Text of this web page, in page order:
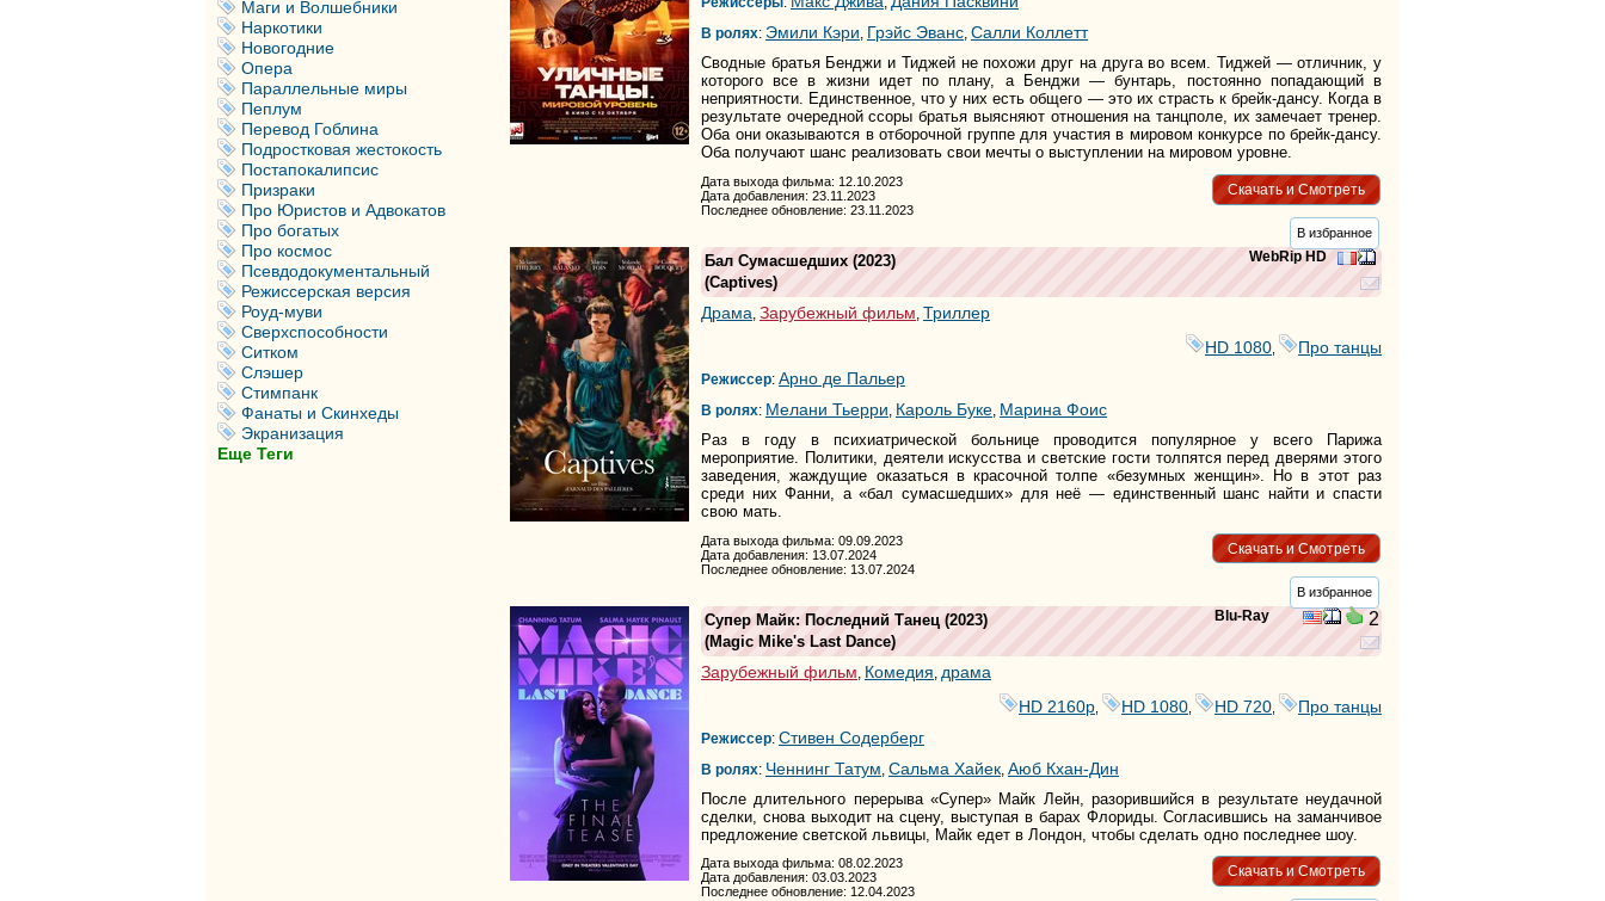
Маги и Волшебники
Наркотики
Новогодние
Опера
Параллельные миры
Пеплум
Перевод Гоблина
Подростковая жестокость
Постапокалипсис
Призраки
Про Юристов и Адвокатов
Про богатых
Про космос
Псевдодокументальный
Режиссерская версия
Роуд-муви
Сверхспособности
Ситком
Слэшер
Стимпанк
Фанаты и Скинхеды
Экранизация
Еще Теги
В ролях: Эмили Кэри, Грэйс Эванс, Салли Коллетт
Сводные братья Бенджи и Тиджей не похожи друг на друга во всем. Тиджей — отличник, у
которого все в жизни идет по плану, а Бенджи — бунтарь, постоянно попадающий в
неприятности. Единственное, что у них есть общего — это их страсть к брейк-дансу. Когда в
результате очередной ссоры братья выясняют отношения на танцполе, их замечает тренер.
Оба они оказываются в отборочной группе для участия в мировом конкурсе по брейк-дансу.
Оба получают шанс реализовать свои мечты о выступлении на мировом уровне.
Скачать и Смотреть
Дата выхода фильма: 12.10.2023
Дата добавления: 23.11.2023
Последнее обновление: 23.11.2023
В избранное
WebRip HD
Бал Сумасшедших (2023)
(Captives)
Драма, Зарубежный фильм, Триллер
HD 1080
Про танцы
Режиссер: Арно де Пальер
В ролях: Мелани Тьерри, Кароль Буке, Марина Фоис
Раз в году в психиатрической больнице проводится популярное у всего Парижа
мероприятие. Политики, деятели искусства и светские гости толпятся перед дверями этого
заведения, жаждущие оказаться в красочной толпе «безумных женщин». Но в этот раз
среди них Фанни, а «бал сумасшедших» для неё — единственный шанс найти и спасти
свою мать.
Скачать и Смотреть
Дата выхода фильма: 09.09.2023
Дата добавления: 13.07.2024
Последнее обновление: 13.07.2024
В избранное
Blu-Ray 2
Супер Майк: Последний Танец (2023)
(Magic Mike's Last Dance)
Зарубежный фильм Комедия драма
HD 2160р
HD 1080 HD 720 Про танцы
Режиссер: Стивен Содерберг
В ролях: Ченнинг Татум Сальма Хайек Аюб Кхан-Дин
После длительного перерыва «Супер» Майк Лейн, разорившийся в результате неудачной
сделки, снова выходит на сцену, выступая в барах Флориды. Согласившись на заманчивое
предложение светской львицы, Майк едет в Лондон, чтобы сделать одно последнее шоу.
Скачать и Смотреть
Дата выхода фильма: 08.02.2023
Дата добавления: 03.03.2023
Последнее обновление: 12.04.2023